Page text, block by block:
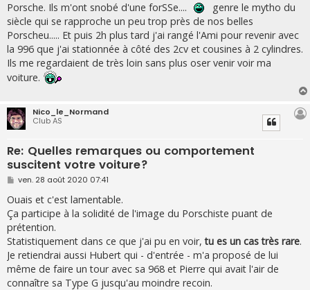
Porsche. Ils m'ont snobé d'une forSSe....
genre le mytho du
siècle qui se rapproche un peu trop près de nos belles
Porscheu..... Et puis 2h plus tard j'ai rangé l'Ami pour revenir avec
la 996 que j'ai stationnée à côté des 2cv et cousines à 2 cylindres.
Ils me regardaient de très loin sans plus oser venir voir ma
voiture.
Nico_le_Normand
Club AS
Re: Quelles remarques ou comportement
suscitent votre voiture?
M
s
s
a
g
e
ven. 28 août 2020 07:41
Ouais et c'est lamentable.
Ça participe à la solidité de l'image du Porschiste puant de
prétention.
Statistiquement dans ce que j'ai pu en voir,tu es un cas très rare.
Je retiendrai aussi Hubert qui - d'entrée - m'a proposé de lui
même de faire un tour avec sa 968 et Pierre qui avait l'air de
connaître sa Type G jusqu'au moindre recoin.